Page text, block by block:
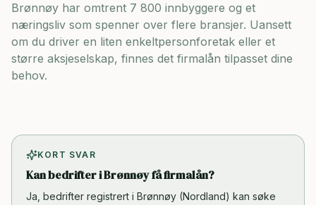
Brønnøy har omtrent 7 800 innbyggere og et
næringsliv som spenner over flere bransjer. Uansett
om du driver en liten enkeltpersonforetak eller et
større aksjeselskap, finnes det firmalån tilpasset dine
behov.
KORT SVAR
Kan bedrifter i Brønnøy få firmalån?
Ja, bedrifter registrert i Brønnøy (Nordland) kan søke